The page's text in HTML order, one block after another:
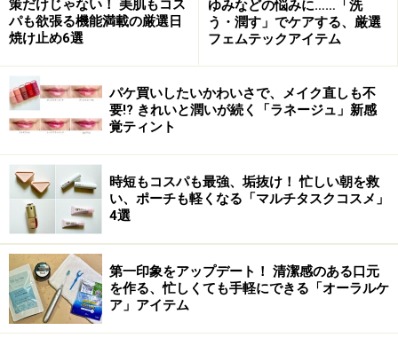
描いたとたんに乾く速乾性と上品なパール
感のある絶妙な色味が魅力
コスメデコルテ マニフィーク リキッ
ドアイライナー ￥3,500(税込)
やわらかい筆先でありながら、細いラインが描けます。
ひいたとたんに乾くので、長時間たっても崩れず、パン
ダ目になる心配もありません。どの色も独特の色味で、
ほどよいパール感のある上品かつ絶妙なニュアンスのあ
る目元を作ってくれるので、アイシャドウに合わせて何
策だけじゃない！ 美肌もコス
パも欲張る機能満載の厳選日
焼け止め6選
ゆみなどの悩みに……「洗
う・潤す」でケアする、厳選
フェムテックアイテム
パケ買いしたいかわいさで、メイク直しも不
要!? きれいと潤いが続く「ラネージュ」新感
覚ティント
時短もコスパも最強、垢抜け！ 忙しい朝を救
い、ポーチも軽くなる「マルチタスクコスメ」
4選
第一印象をアップデート！ 清潔感のある口元
を作る、忙しくても手軽にできる「オーラルケ
ア」アイテム